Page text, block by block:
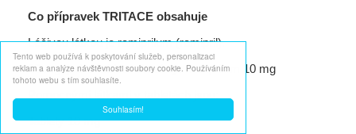
Souhlasím!
Tento web používá k poskytování služeb, personalizaci
reklam a analýze návštěvnosti soubory cookie. Používáním
tohoto webu s tím souhlasíte.
Co přípravek TRITACE obsahuje
Léčivou látkou je ramiprilum (ramipril).
10 mg: jedna tableta obsahuje ramiprilum 10 mg
Tablety 10 mg